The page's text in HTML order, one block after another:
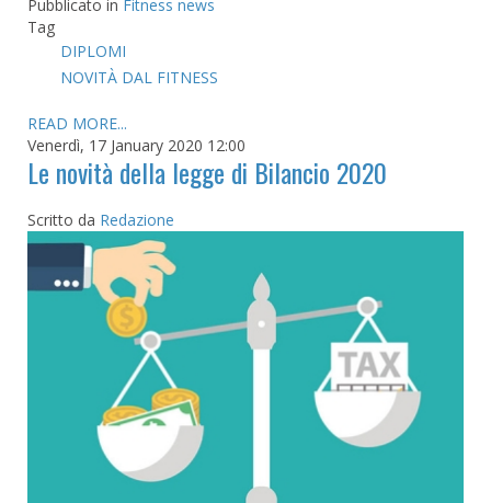
Pubblicato in Fitness news
Tag
DIPLOMI
NOVITÀ DAL FITNESS
READ MORE...
Venerdì, 17 January 2020 12:00
Le novità della legge di Bilancio 2020
Scritto da Redazione